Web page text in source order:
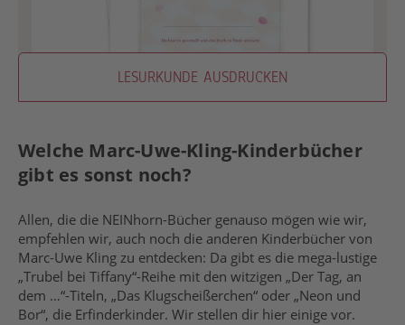
LESURKUNDE AUSDRUCKEN
Welche Marc-Uwe-Kling-Kinderbücher
gibt es sonst noch?
Allen, die die NEINhorn-Bücher genauso mögen wie wir,
empfehlen wir, auch noch die anderen Kinderbücher von
Marc-Uwe Kling zu entdecken: Da gibt es die mega-lustige
„Trubel bei Tiffany“-Reihe mit den witzigen „Der Tag, an
dem …“-Titeln, „Das Klugscheißerchen“ oder „Neon und
Bor“, die Erfinderkinder. Wir stellen dir hier einige vor.